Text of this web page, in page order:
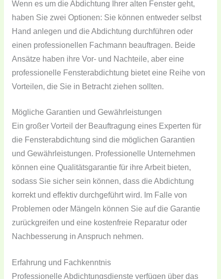
Wenn es um die Abdichtung Ihrer alten Fenster geht,
haben Sie zwei Optionen: Sie können entweder selbst
Hand anlegen und die Abdichtung durchführen oder
einen professionellen Fachmann beauftragen. Beide
Ansätze haben ihre Vor- und Nachteile, aber eine
professionelle Fensterabdichtung bietet eine Reihe von
Vorteilen, die Sie in Betracht ziehen sollten.
Mögliche Garantien und Gewährleistungen
Ein großer Vorteil der Beauftragung eines Experten für
die Fensterabdichtung sind die möglichen Garantien
und Gewährleistungen. Professionelle Unternehmen
können eine Qualitätsgarantie für ihre Arbeit bieten,
sodass Sie sicher sein können, dass die Abdichtung
korrekt und effektiv durchgeführt wird. Im Falle von
Problemen oder Mängeln können Sie auf die Garantie
zurückgreifen und eine kostenfreie Reparatur oder
Nachbesserung in Anspruch nehmen.
Erfahrung und Fachkenntnis
Professionelle Abdichtungsdienste verfügen über das